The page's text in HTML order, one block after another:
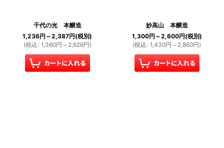
千代の光 本醸造
1,236円 ～2,387円(税別)
(税込 : 1,360円 ～2,626円)
妙高山 本醸造
1,300円 ～2,600円(税別)
(税込 : 1,430円 ～2,860円)